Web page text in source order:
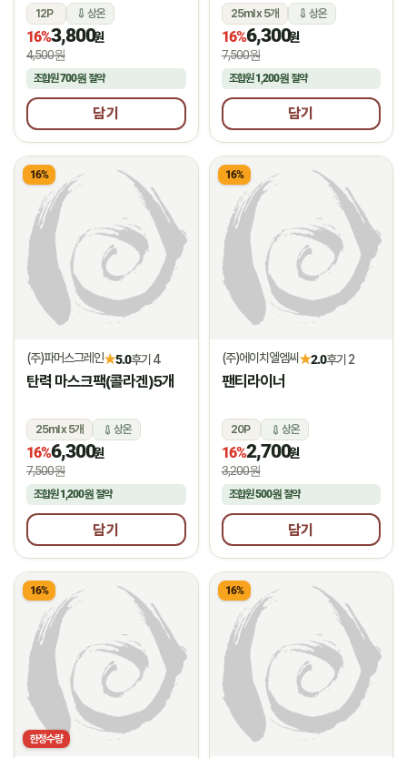
12P 상온
16%3,800원
4,500원
조합원700원 절약
담기
25ml x 5개 상온
16%6,300원
7,500원
조합원1,200원절약
담기
16%
(주)파머스그레인★5.0후기 4
탄력 마스크팩(콜라겐)5개
25ml x 5개 상온
16%6,300원
7,500원
조합원1,200원 절약
담기
16%
(주)에이치엘엠씨★2.0후기 2
팬티라이너
20P 상온
16%2,700원
3,200원
조합원500원절약
담기
16%
한정수량
16%